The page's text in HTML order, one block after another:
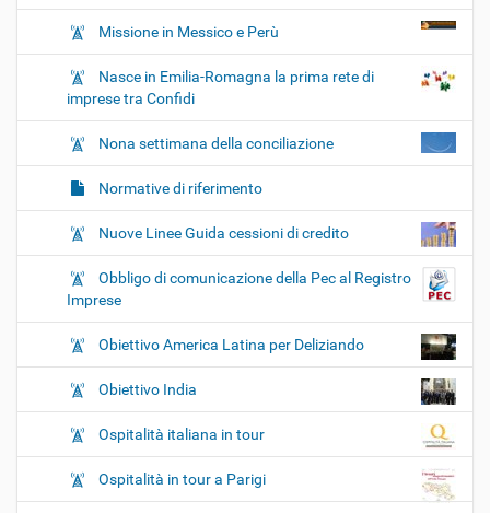
Missione in Messico e Perù
Nasce in Emilia-Romagna la prima rete di
imprese tra Confidi
Nona settimana della conciliazione
Normative di riferimento
Nuove Linee Guida cessioni di credito
Obbligo di comunicazione della Pec al Registro
Imprese
Obiettivo America Latina per Deliziando
Obiettivo India
Ospitalità italiana in tour
Ospitalità in tour a Parigi